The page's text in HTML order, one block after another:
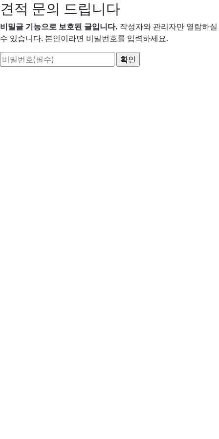
견적 문의 드립니다
비밀글 기능으로 보호된 글입니다. 작성자와 관리자만 열람하실
수 있습니다. 본인이라면 비밀번호를 입력하세요.